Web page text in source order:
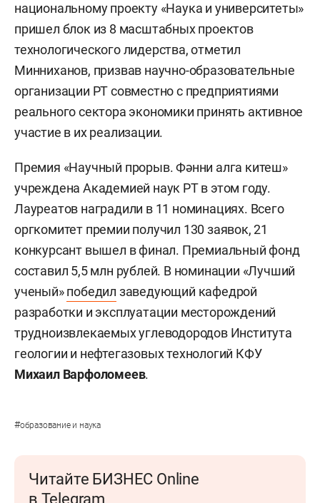
национальному проекту «Наука и университеты»
пришел блок из 8 масштабных проектов
технологического лидерства, отметил
Минниханов, призвав научно-образовательные
организации РТ совместно с предприятиями
реального сектора экономики принять активное
участие в их реализации.
Премия «Научный прорыв. Фәнни алга китеш»
учреждена Академией наук РТ в этом году.
Лауреатов наградили в 11 номинациях. Всего
оргкомитет премии получил 130 заявок, 21
конкурсант вышел в финал. Премиальный фонд
составил 5,5 млн рублей. В номинации «Лучший
ученый»победил заведующий кафедрой
разработки и эксплуатации месторождений
трудноизвлекаемых углеводородов Института
геологии и нефтегазовых технологий КФУ
Михаил Варфоломеев.
#образование и наука
Читайте БИЗНЕС Online
в Telegram